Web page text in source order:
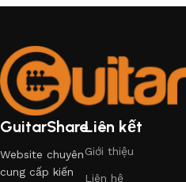
GuitarShare
Website chuyên
cung cấp kiến
Liên kết
Giới thiệu
Liên hệ